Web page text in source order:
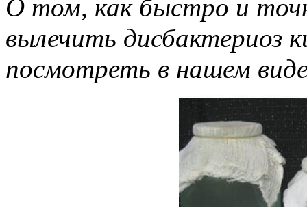
О том, как быстро и
вылечить дисбактериоз
посмотреть в нашем